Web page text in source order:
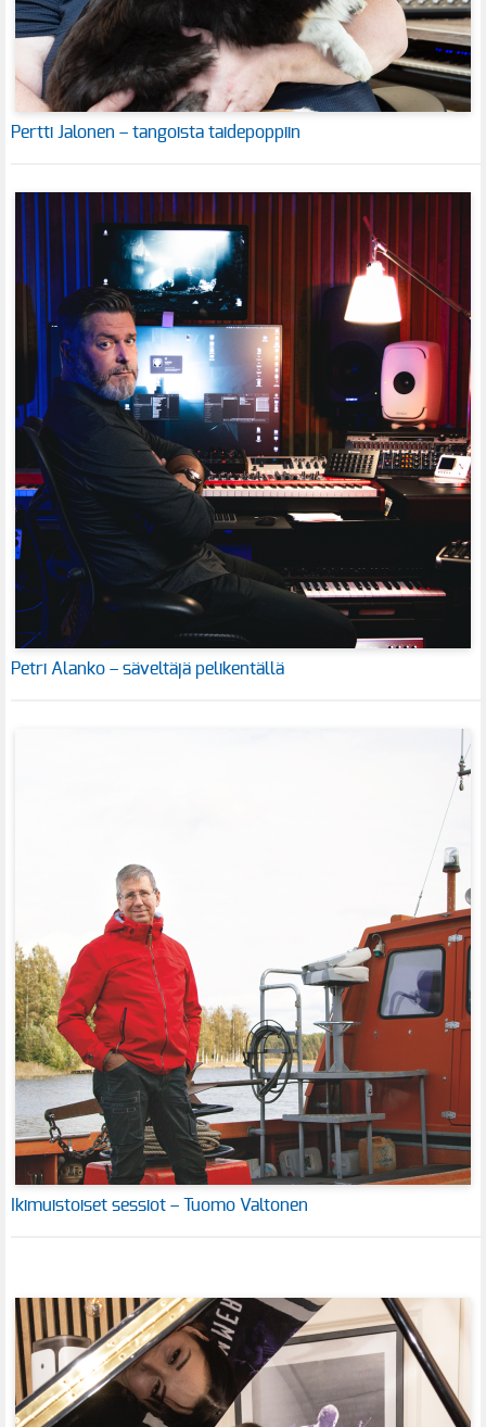
Pertti Jalonen – tangoista taidepoppiin
Petri Alanko – säveltäjä pelikentällä
Ikimuistoiset sessiot – Tuomo Valtonen